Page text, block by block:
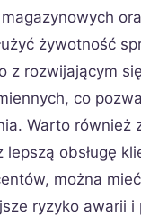
żywotność
z rozwijającym
co
Warto
obsługę
można
ryzyko awarii